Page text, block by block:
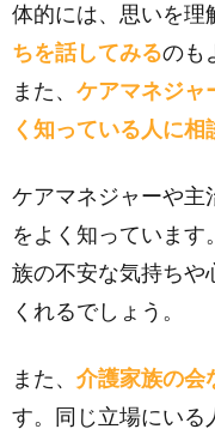
体的には、思いを理
ちを話してみるのも
また、 ケアマネジャ
く知っている人に相
ケアマネジャーや主
をよく知っています
族の不安な気持ちや
くれるでしょう。
また、 介護家族の会
す。同じ立場にいる